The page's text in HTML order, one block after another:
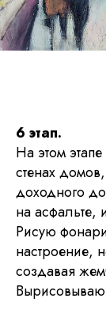
6 этап.
На этом
стенах
доходного
на
Рисую
настроение,
создавая
Я хочу